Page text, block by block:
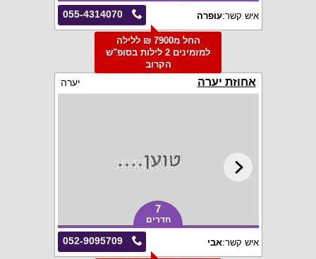
055-4314070 איש קשר:עופרה
החל מ7900 ₪ ללילה
למזמינים 2 לילות בסופ"ש
הקרוב
אחוזת יערה יערה
7
חדרים
052-9095709 איש קשר:אבי